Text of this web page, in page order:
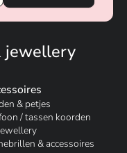
jewellery
& petjes
/ tassen koorden
& accessoires